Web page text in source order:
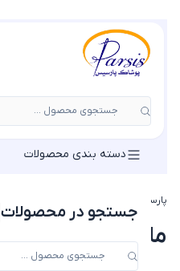
جستجوی محصول ...
جستجو در محصولات
دسته بندی محصولات
پارسیس مد
مانتو یقه آرشال